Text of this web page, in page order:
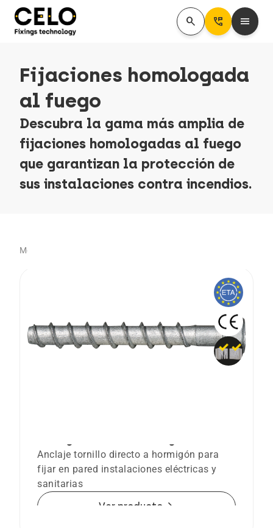
search Perm_Phone_Msg menu
Fijaciones homologada
al fuego
Descubra la gama más amplia de
fijaciones homologadas al fuego
que garantizan la protección de
sus instalaciones contra incendios.
Mostrando 36 artículo(s)
Anclaje tornillo directo a hormigón para
fijar en pared instalaciones eléctricas y
sanitarias
Ver producto arrow_forward